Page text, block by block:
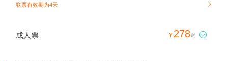
联票有效期为4天 
成人票 ¥ 278起 